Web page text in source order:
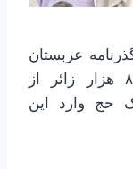
عربستان
سعودی اعلام کرد که بیش از ۸۹۳ هزار زائر از
حج وارد این